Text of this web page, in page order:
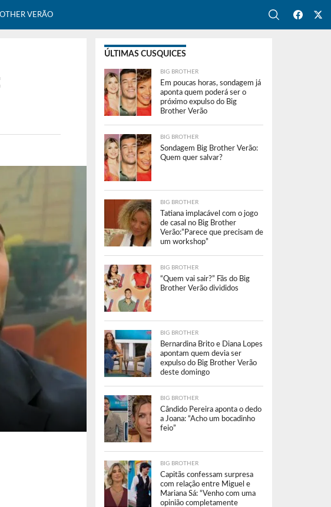
VERÃO
ÚLTIMAS CUSQUICES
BIG BROTHER
Em poucas horas, sondagem já
aponta quem poderá ser o
próximo expulso do Big
Brother Verão
BIG BROTHER
Sondagem Big Brother Verão:
Quem quer salvar?
BIG BROTHER
Tatiana implacável com o jogo
de casal no Big Brother
Verão:”Parece que precisam de
um workshop”
BIG BROTHER
“Quem vai sair?” Fãs do Big
Brother Verão divididos
BIG BROTHER
Bernardina Brito e Diana Lopes
apontam quem devia ser
expulso do Big Brother Verão
deste domingo
BIG BROTHER
Cândido Pereira aponta o dedo
a Joana: “Acho um bocadinho
feio”
BIG BROTHER
Capitãs confessam surpresa
com relação entre Miguel e
Mariana Sá: “Venho com uma
opinião completamente